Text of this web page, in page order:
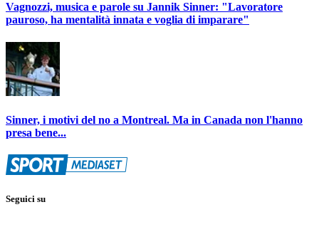
Vagnozzi, musica e parole su Jannik Sinner: "Lavoratore
pauroso, ha mentalità innata e voglia di imparare"
Sinner, i motivi del no a Montreal. Ma in Canada non l'hanno
presa bene...
Seguici su